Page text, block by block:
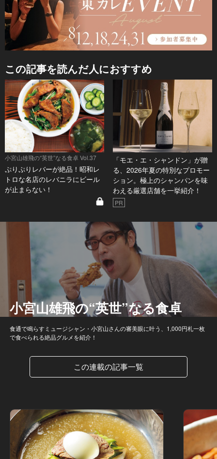
この記事を読んだ人におすすめ
小宮山雄飛の“英世”なる食卓 Vol.37
ぷりぷりレバーが絶品！昭和レ
トロな名店のレバニラにビール
が止まらない！
「モエ・エ・シャンドン」が贈
る、2026年夏の特別なプロモー
ション。極上のシャンパンを味
わえる厳選店舗を一挙紹介！
PR
小宮山雄飛の“英世”なる食卓
食通で鳴らすミュージシャン・小宮山さんの審美眼に叶う、1,000円札一枚
で食べられる絶品グルメを紹介！
この連載の記事一覧